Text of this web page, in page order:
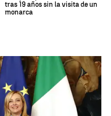
tras 19 años sin la visita de un
monarca